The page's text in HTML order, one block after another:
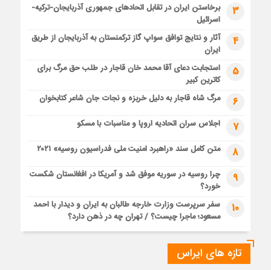
3
برخاستن ایران در تقابل اتحادهای جمهوری آذربایجان-ترکیه-
اسرائیل
4
آثار و نتایج توافق سواپ گاز ترکمنستان به آذربایجان از طریق
ایران
5
استجابت دعای آقا محمد خان قاجار در طلب حق مرگ برای
کاترین کبیر
6 مرگ شاه قاجار به دلیل خربزه و نجات جان شاعر کتابخوان
7 اجلاس سران اتحادیه اروپا و مناسبات با مسکو
8 متن کامل سند «راهبرد امنیت ملی فدراسیون روسیه» ۲۰۲۱
9
چرا روسیه در سوریه موفق شد و آمریکا در افغانستان شکست
خورد؟
10
سفر سرپرست وزارت خارجه طالبان به ایران و دیدار با احمد
مسعود؛ ماجرا چیست؟ / تهران چه در ذهن دارد؟
تازه های ایراس